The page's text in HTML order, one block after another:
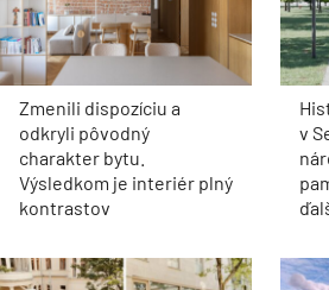
Zmenili dispozíciu a
odkryli pôvodný
charakter bytu.
Výsledkom je interiér plný
kontrastov
v